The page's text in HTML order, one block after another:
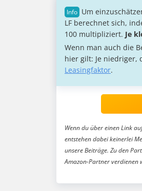
Um
LF berechnet sich,
100 multipliziert. Je
Wenn man auch die
hier gilt: Je niedriger,
Leasingfaktor.
Wenn du über einen Link
entstehen dabei keinerlei
unsere Beiträge. Zu den
Amazon-Partner verdienen